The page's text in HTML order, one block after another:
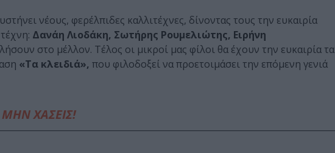
νέους, φερέλπιδες καλλιτέχνες, δίνοντας τους την ευκαιρία
Δανάη Λιοδάκη, Σωτήρης Ρουμελιώτης, Ειρήνη
στο μέλλον. Τέλος οι μικροί μας φίλοι θα έχουν την ευκαιρία τα
«Τα κλειδιά», που φιλοδοξεί να προετοιμάσει την επόμενη γενιά
ΜΗΝ ΧΑΣΕΙΣ!